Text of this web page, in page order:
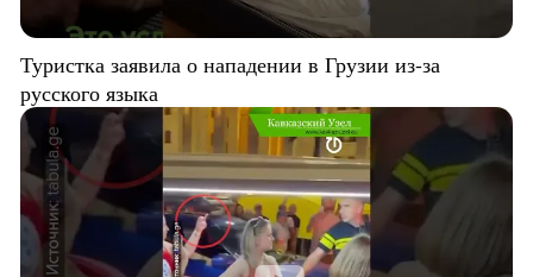
Туристка заявила о нападении в Грузии из-за
русского языка